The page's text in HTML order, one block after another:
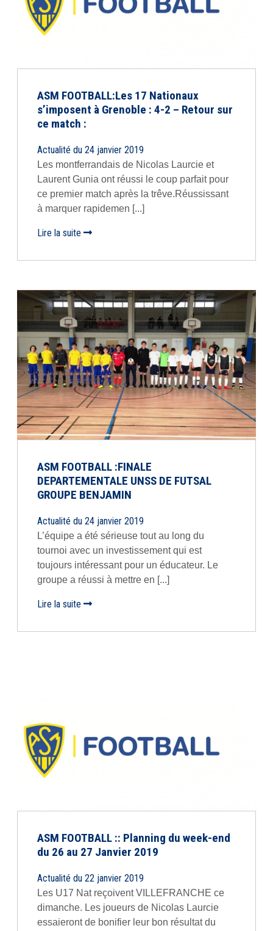
ASM FOOTBALL:Les 17 Nationaux
s’imposent à Grenoble : 4-2 – Retour sur
ce match :
Actualité du 24 janvier 2019
Les montferrandais de Nicolas Laurcie et
Laurent Gunia ont réussi le coup parfait pour
ce premier match après la trêve.Réussissant
à marquer rapidemen [...]
Lire la suite
ASM FOOTBALL :FINALE
DEPARTEMENTALE UNSS DE FUTSAL
GROUPE BENJAMIN
Actualité du 24 janvier 2019
L’équipe a été sérieuse tout au long du
tournoi avec un investissement qui est
toujours intéressant pour un éducateur. Le
groupe a réussi à mettre en [...]
Lire la suite
ASM FOOTBALL :: Planning du week-end
du 26 au 27 Janvier 2019
Actualité du 22 janvier 2019
Les U17 Nat reçoivent VILLEFRANCHE ce
dimanche. Les joueurs de Nicolas Laurcie
essaieront de bonifier leur bon résultat du